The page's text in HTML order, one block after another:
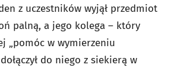
z uczestników wyjął przedmiot
palną, a jego kolega – który
„pomóc w wymierzeniu
do niego z siekierą w